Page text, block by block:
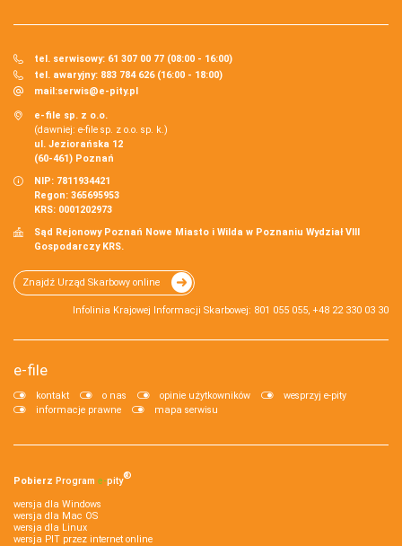
tel. serwisowy: 61 307 00 77 (08:00 - 16:00)
tel. awaryjny: 883 784 626 (16:00 - 18:00)
mail:serwis@e-pity.pl
e-file sp. z o.o.
(dawniej: e-file sp. z o.o. sp. k.)
ul. Jeziorańska 12
(60-461) Poznań
NIP: 7811934421
Regon: 365695953
KRS: 0001202973
Sąd Rejonowy Poznań Nowe Miasto i Wilda w Poznaniu Wydział VIII
Gospodarczy KRS.
Znajdź Urząd Skarbowy online
Infolinia Krajowej Informacji Skarbowej: 801 055 055, +48 22 330 03 30
e-file
kontakt o nas opinie użytkowników
wesprzyj e-pity
informacje prawne
mapa serwisu
Pobierz Program e‑pity®
wersja dla Windows
wersja dla Mac OS
wersja dla Linux
wersja PIT przez internet online